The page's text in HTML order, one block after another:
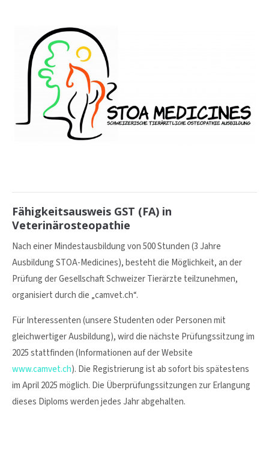
Drop us a line
info@yourdomain.com
About us
Lorem ipsum dolor sit amet, consectetuer
adipiscing elit.
Aenean commodo ligula eget dolor. Aenean massa. Cum
Fähigkeitsausweis GST (FA) in
Veterinärosteopathie
Nach einer Mindestausbildung von 500 Stunden (3 Jahre
Ausbildung STOA-Medicines), besteht die Möglichkeit, an der
Prüfung der Gesellschaft Schweizer Tierärzte teilzunehmen,
organisiert durch die „camvet.ch“.
Für Interessenten (unsere Studenten oder Personen mit
gleichwertiger Ausbildung), wird die nächste Prüfungssitzung im
2025 stattfinden (Informationen auf der Website
www.camvet.ch). Die Registrierung ist ab sofort bis spätestens
im April 2025 möglich. Die Überprüfungssitzungen zur Erlangung
dieses Diploms werden jedes Jahr abgehalten.